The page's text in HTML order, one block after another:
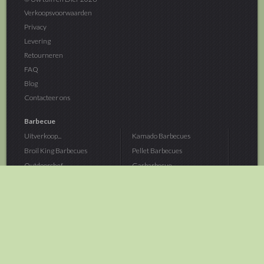
Verkoopsvoorwaarden
Privacy
Levering
Retourneren
FAQ
Blog
Contacteer ons
Barbecue
Uitverkoop...
Broil King Barbecues
Outdoorchef...
Kamado Barbecues
Pellet Barbecues
Gasbarbecue